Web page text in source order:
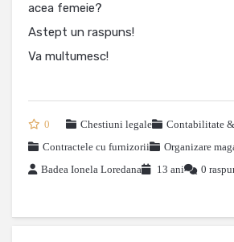
acea femeie?
Astept un raspuns!
Va multumesc!
0 Chestiuni legale
Contabilitate
Contractele cu furnizorii
Organizare
Badea Ionela Loredana
13 ani 0